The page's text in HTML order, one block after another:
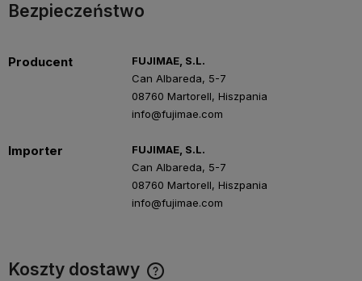
Bezpieczeństwo
Producent
FUJIMAE, S.L.
Can Albareda, 5-7
08760 Martorell, Hiszpania
info@fujimae.com
Importer
FUJIMAE, S.L.
Can Albareda, 5-7
08760 Martorell, Hiszpania
info@fujimae.com
Koszty dostawy